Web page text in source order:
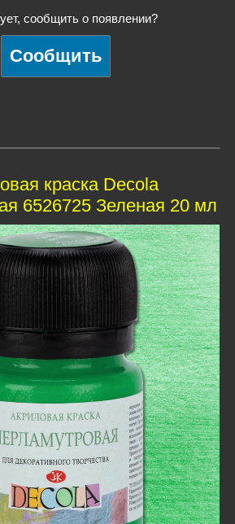
сообщить о появлении?
краска Decola
6526725 Зеленая 20 мл